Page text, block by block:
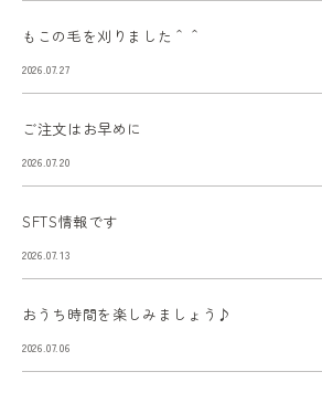
もこの毛を刈りました＾＾
2026.07.27
ご注文はお早めに
2026.07.20
SFTS情報です
2026.07.13
おうち時間を楽しみましょう♪
2026.07.06